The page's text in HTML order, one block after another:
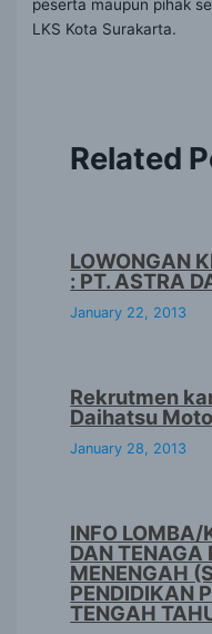
peserta maupun pihak
LKS Kota Surakarta.
Related
LOWONGAN
: PT. ASTRA
January 22, 2013
Rekrutmen
Daihatsu
January 28, 2013
INFO LOMBA/
DAN TENAGA
MENENGAH
PENDIDIKAN
TENGAH